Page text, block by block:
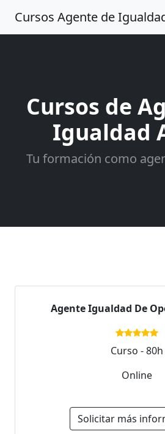
Cursos Agente de
Cursos de
Igualdad
Tu formación como
Agente Igualdad De
Curso - 80h
Online
Solicitar más